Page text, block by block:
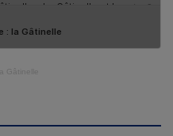
Gâtinelle